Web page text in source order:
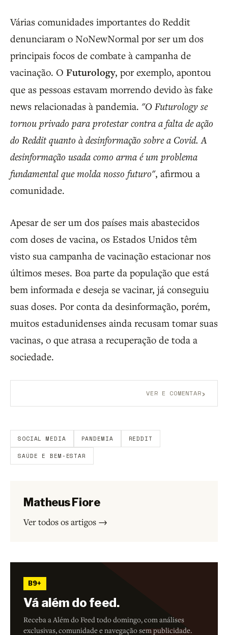
Várias comunidades importantes do Reddit
denunciaram o NoNewNormal por ser um dos
principais focos de combate à campanha de
vacinação. O Futurology, por exemplo, apontou
que as pessoas estavam morrendo devido às fake
news relacionadas à pandemia. "O Futurology se
tornou privado para protestar contra a falta de ação
do Reddit quanto à desinformação sobre a Covid. A
desinformação usada como arma é um problema
fundamental que molda nosso futuro", afirmou a
comunidade.
Apesar de ser um dos países mais abastecidos
com doses de vacina, os Estados Unidos têm
visto sua campanha de vacinação estacionar nos
últimos meses. Boa parte da população que está
bem informada e deseja se vacinar, já conseguiu
suas doses. Por conta da desinformação, porém,
muitos estadunidenses ainda recusam tomar suas
vacinas, o que atrasa a recuperação de toda a
sociedade.
VER E COMENTAR›
SOCIAL MEDIA PANDEMIA REDDIT
SAÚDE E BEM-ESTAR
Matheus Fiore
Ver todos os artigos →
B9+
Vá além do feed.
Receba a Além do Feed todo domingo, com análises
exclusivas, comunidade e navegação sem publicidade.